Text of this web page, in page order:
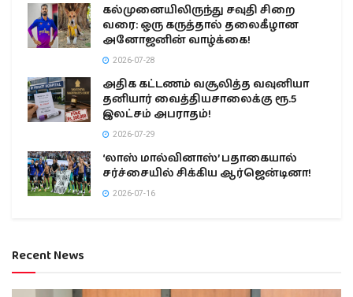
கல்முனையிலிருந்து சவுதி சிறை
வரை: ஒரு கருத்தால் தலைகீழான
அனோஜனின் வாழ்க்கை!
2026-07-28
அதிக கட்டணம் வசூலித்த வவுனியா
தனியார் வைத்தியசாலைக்கு ரூ.5
இலட்சம் அபராதம்!
2026-07-29
‘லாஸ் மால்வினாஸ்’ பதாகையால்
சர்ச்சையில் சிக்கிய ஆர்ஜென்டினா!
2026-07-16
Recent News